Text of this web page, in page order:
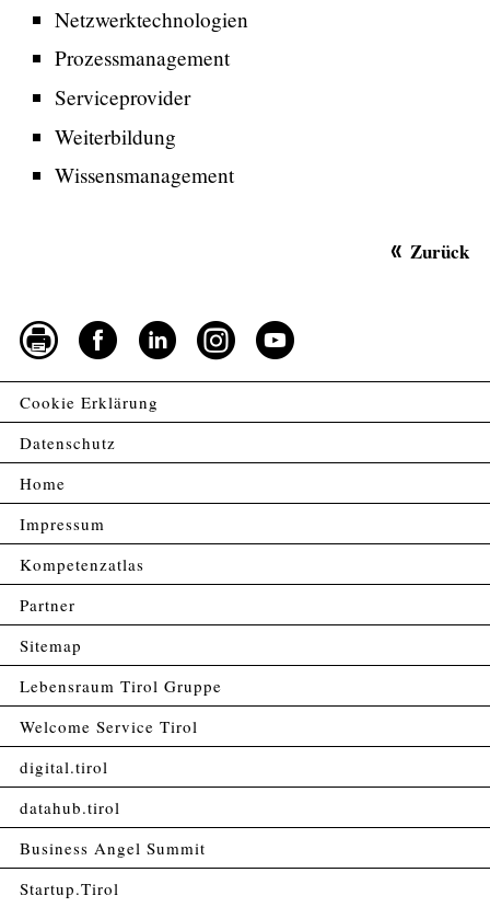
Netzwerktechnologien
Prozessmanagement
Serviceprovider
Weiterbildung
Wissensmanagement
Zurück
Cookie Erklärung
Datenschutz
Home
Impressum
Kompetenzatlas
Partner
Sitemap
Lebensraum Tirol Gruppe
Welcome Service Tirol
digital.tirol
datahub.tirol
Business Angel Summit
Startup.Tirol